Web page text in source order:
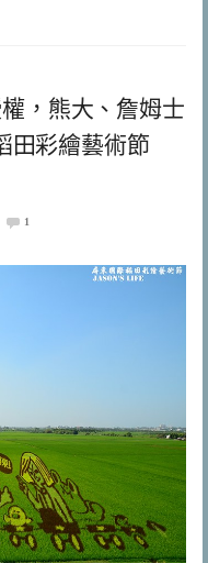
，熊大、詹姆士
田彩繪藝術節
1